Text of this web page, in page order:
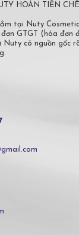
HOÀN TIỀN
tại Nuty
GTGT (hóa đơn
có nguồn gốc